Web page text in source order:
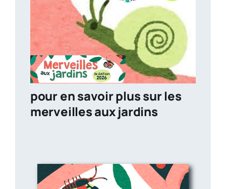
pour en savoir plus sur les
merveilles aux jardins